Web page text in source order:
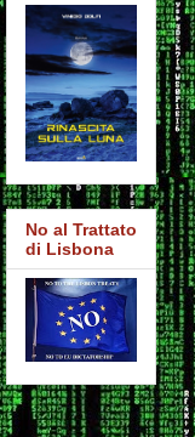
No al Trattato
di Lisbona